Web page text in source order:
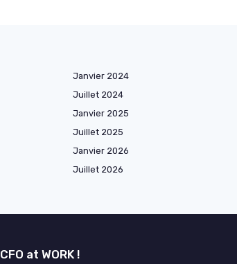
Janvier 2024
Juillet 2024
Janvier 2025
Juillet 2025
Janvier 2026
Juillet 2026
CFO at WORK !